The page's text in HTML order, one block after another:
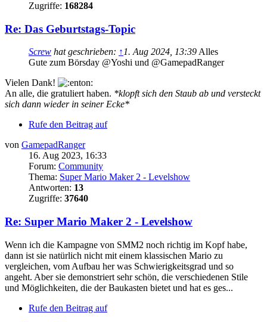
Zugriffe: 168284
Re: Das Geburtstags-Topic
Screw hat geschrieben: ↑1. Aug 2024, 13:39Alles
Gute zum Börsday @Yoshi und @GamepadRanger
Vielen Dank!
An alle, die gratuliert haben. *klopft sich den Staub ab und versteckt
sich dann wieder in seiner Ecke*
Rufe den Beitrag auf
von GamepadRanger
16. Aug 2023, 16:33
Forum: Community
Thema: Super Mario Maker 2 - Levelshow
Antworten: 13
Zugriffe: 37640
Re: Super Mario Maker 2 - Levelshow
Wenn ich die Kampagne von SMM2 noch richtig im Kopf habe,
dann ist sie natürlich nicht mit einem klassischen Mario zu
vergleichen, vom Aufbau her was Schwierigkeitsgrad und so
angeht. Aber sie demonstriert sehr schön, die verschiedenen Stile
und Möglichkeiten, die der Baukasten bietet und hat es ges...
Rufe den Beitrag auf